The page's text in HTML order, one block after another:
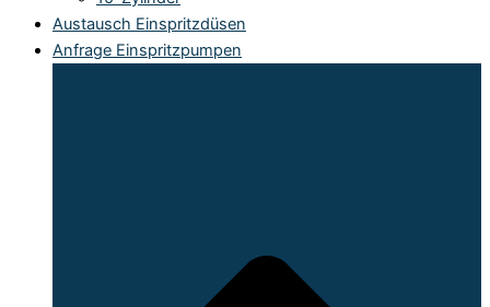
Austausch Einspritzdüsen
Anfrage Einspritzpumpen